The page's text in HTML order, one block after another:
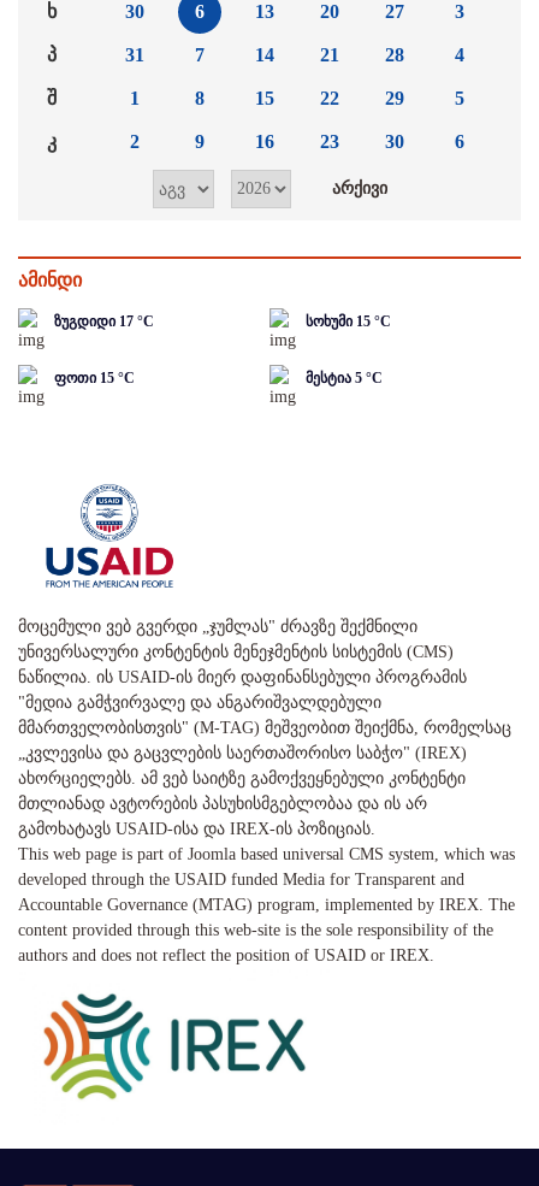
ხ
პ
შ
კ
30
31
1
2
6
7
8
9
13
14
15
16
20
21
22
23
27
28
29
30
3
4
5
6
ამინდი
ზუგდიდი 17 °C სოხუმი 15 °C
ფოთი 15 °C მესტია 5 °C
მოცემული ვებ გვერდი „ჯუმლას" ძრავზე შექმნილი
უნივერსალური კონტენტის მენეჯმენტის სისტემის (CMS)
ნაწილია. ის USAID-ის მიერ დაფინანსებული პროგრამის
"მედია გამჭვირვალე და ანგარიშვალდებული
მმართველობისთვის" (M-TAG) მეშვეობით შეიქმნა, რომელსაც
„კვლევისა და გაცვლების საერთაშორისო საბჭო" (IREX)
ახორციელებს. ამ ვებ საიტზე გამოქვეყნებული კონტენტი
მთლიანად ავტორების პასუხისმგებლობაა და ის არ
გამოხატავს USAID-ისა და IREX-ის პოზიციას.
This web page is part of Joomla based universal CMS system, which was
developed through the USAID funded Media for Transparent and
Accountable Governance (MTAG) program, implemented by IREX. The
content provided through this web-site is the sole responsibility of the
authors and does not reflect the position of USAID or IREX.